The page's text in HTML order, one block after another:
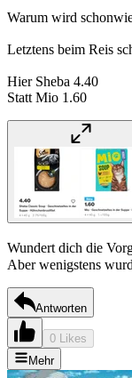
Warum wird
Letztens beim Reis
Hier Sheba 4.40
Statt Mio 1.60
Wundert dich die
Aber wenigstens
Antworten
0 Likes
Mehr